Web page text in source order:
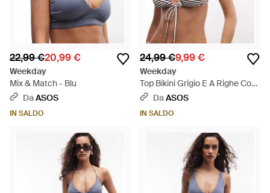
22,99 €20,99 €
Weekday
Mix & Match - Blu
DaASOS
IN SALDO
24,99 €9,99 €
Weekday
Top Bikini Grigio E A Righe Con
Laccetti - Marrone
DaASOS
IN SALDO